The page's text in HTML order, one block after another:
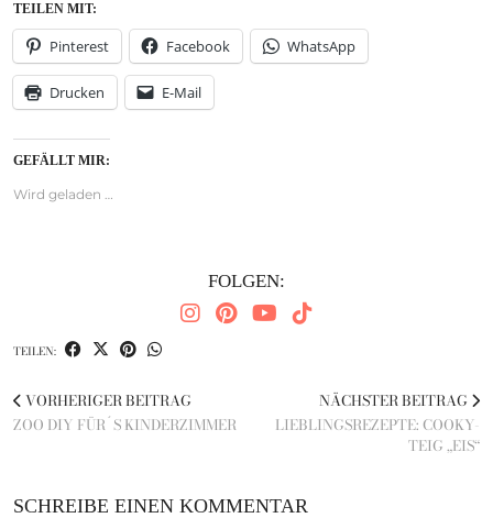
TEILEN MIT:
Pinterest Facebook WhatsApp
Drucken E-Mail
GEFÄLLT MIR:
Wird geladen …
FOLGEN:
TEILEN:
VORHERIGER BEITRAG
ZOO DIY FÜR´S KINDERZIMMER
NÄCHSTER BEITRAG
LIEBLINGSREZEPTE: COOKY-
TEIG „EIS“
SCHREIBE EINEN KOMMENTAR